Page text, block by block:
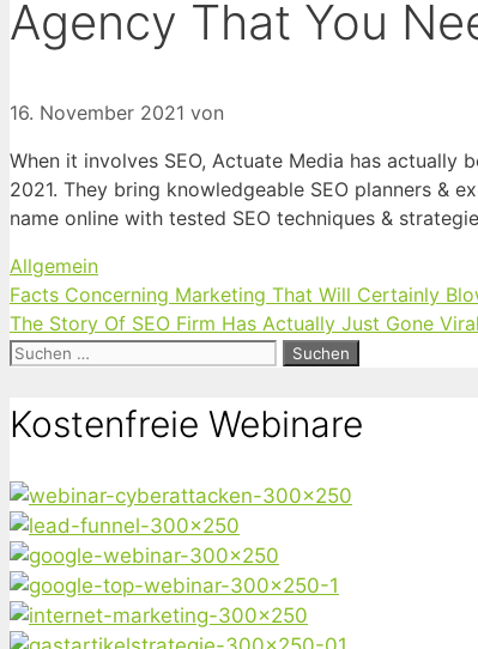
Agency That You
16. November 2021 von
When it involves SEO, Actuate Media has actually
2021. They bring knowledgeable SEO planners &
name online with tested SEO techniques &
Kategorien
Allgemein
Facts Concerning Marketing That Will Certainly
The Story Of SEO Firm Has Actually Just Gone
Suchen
Kostenfreie Webinare